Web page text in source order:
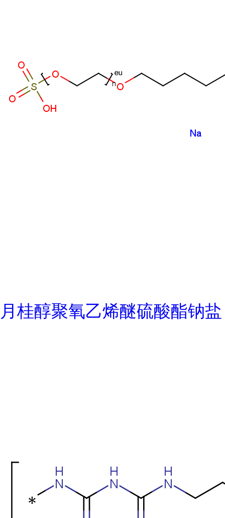
月桂醇聚氧乙烯醚硫酸酯钠盐